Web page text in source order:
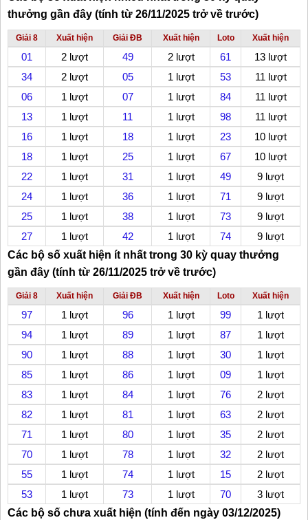
thưởng gần đây (tính từ 26/11/2025 trở về trước)
Giải 8 Xuất hiện Giải ĐB Xuất hiện Loto Xuất hiện
01 2 lượt 49 2 lượt 61
13 lượt
34
2 lượt 05 1 lượt 53
11 lượt
06
1 lượt 07 1 lượt 84
11 lượt
13
1 lượt 11 1 lượt 98
11 lượt
16
1 lượt 18 1 lượt 23
10 lượt
18
1 lượt 25 1 lượt 67
10 lượt
22
1 lượt 31 1 lượt 49
9 lượt
24
1 lượt 36 1 lượt 71
9 lượt
25
1 lượt 38 1 lượt 73
9 lượt
27
1 lượt 42 1 lượt 74
9 lượt
Các bộ số xuất hiện ít nhất trong 30 kỳ quay thưởng
gần đây (tính từ 26/11/2025 trở về trước)
Giải 8 Xuất hiện Giải ĐB Xuất hiện Loto Xuất hiện
97 1 lượt 96 1 lượt 99
1 lượt
94
1 lượt 89 1 lượt 87
1 lượt
90
1 lượt 88 1 lượt 30
1 lượt
85
1 lượt 86 1 lượt 09
1 lượt
83
1 lượt 84 1 lượt 76
2 lượt
82
1 lượt 81 1 lượt 63
2 lượt
71
1 lượt 80 1 lượt 35
2 lượt
70
1 lượt 78 1 lượt 32
2 lượt
55
1 lượt 74 1 lượt 15
2 lượt
53
1 lượt 73 1 lượt 70
3 lượt
Các bộ số chưa xuất hiện (tính đến ngày 03/12/2025)